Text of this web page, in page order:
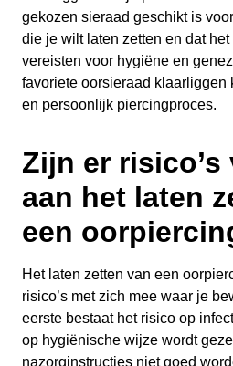
gekozen sieraad geschikt is
die je wilt laten zetten en dat
vereisten voor hygiëne en
favoriete oorsieraad klaarliggen
en persoonlijk piercingproces.
Zijn er
aan het laten
een
Het laten zetten van een
risico’s met zich mee waar je
eerste bestaat het risico op
op hygiënische wijze wordt
nazorginstructies niet goed